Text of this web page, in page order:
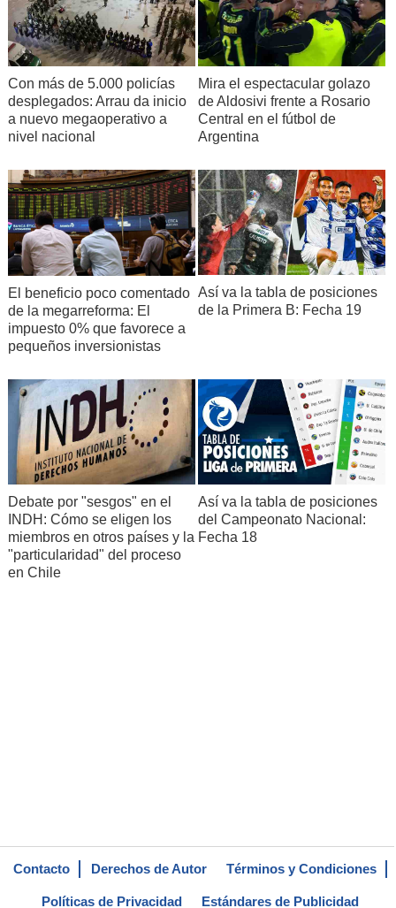
Con más de 5.000 policías
desplegados: Arrau da inicio
a nuevo megaoperativo a
nivel nacional
Mira el espectacular golazo
de Aldosivi frente a Rosario
Central en el fútbol de
Argentina
El beneficio poco comentado
de la megarreforma: El
impuesto 0% que favorece a
pequeños inversionistas
Así va la tabla de posiciones
de la Primera B: Fecha 19
Debate por "sesgos" en el
INDH: Cómo se eligen los
miembros en otros países y la
"particularidad" del proceso
en Chile
Así va la tabla de posiciones
del Campeonato Nacional:
Fecha 18
Contacto Derechos de Autor Términos y Condiciones
Políticas de Privacidad Estándares de Publicidad